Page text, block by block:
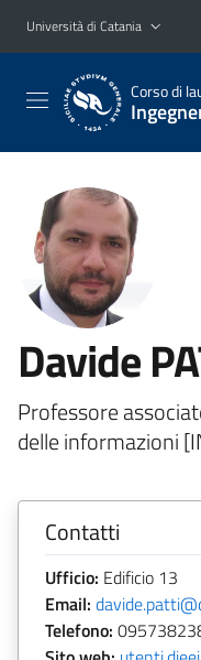
Vai al contenuto principale
Vai al menu di navigazione
Università di Catania
Corso di
Davide
Professore
delle informazioni
Contatti
Ufficio: Edificio 13
Email:
Telefono: